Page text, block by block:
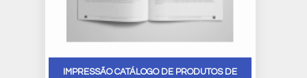
IMPRESSÃO CATÁLOGO DE PRODUTOS DE